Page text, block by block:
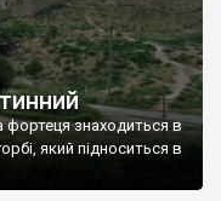
фортеця знаходиться в
який підноситься в